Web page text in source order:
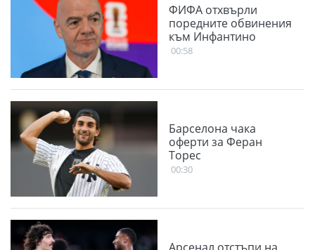
ФИФА отхвърли
поредните обвинения
към Инфантино
00:58
Барселона чака
оферти за Феран
Торес
00:30